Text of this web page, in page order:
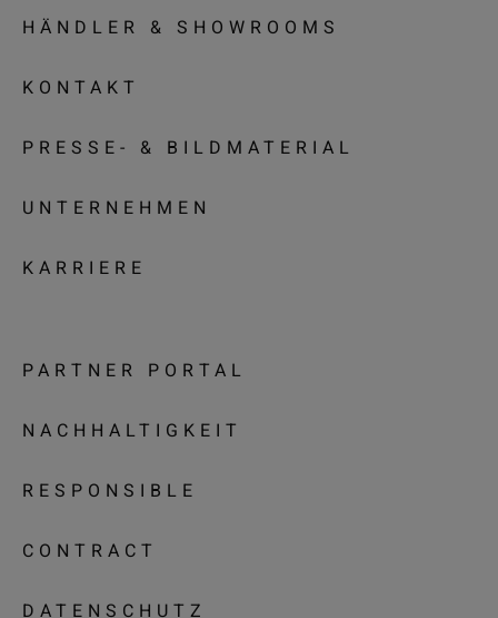
HÄNDLER & SHOWROOMS
KONTAKT
PRESSE- & BILDMATERIAL
UNTERNEHMEN
KARRIERE
PARTNER PORTAL
NACHHALTIGKEIT
RESPONSIBLE
CONTRACT
DATENSCHUTZ